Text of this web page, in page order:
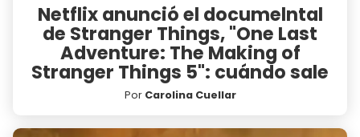
Netflix anunció el documelntal
de Stranger Things, "One Last
Adventure: The Making of
Stranger Things 5": cuándo sale
Por Carolina Cuellar